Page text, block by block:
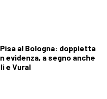
al Bologna: doppietta
evidenza, a segno anche
e Vural